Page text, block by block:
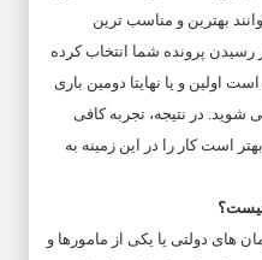
بهترین و مناسب ترین
رسیدن پرونده شما انتخاب کرده
اولین و یا نهایتا دومین باری
در نتیجه، تجربه کافی
است کار را در این زمینه به
های دولتی یا یکی از مامورها و